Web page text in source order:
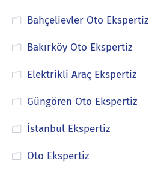
Bahçelievler Oto Ekspertiz
Bakırköy Oto Ekspertiz
Elektrikli Araç Ekspertiz
Güngören Oto Ekspertiz
İstanbul Ekspertiz
Oto Ekspertiz